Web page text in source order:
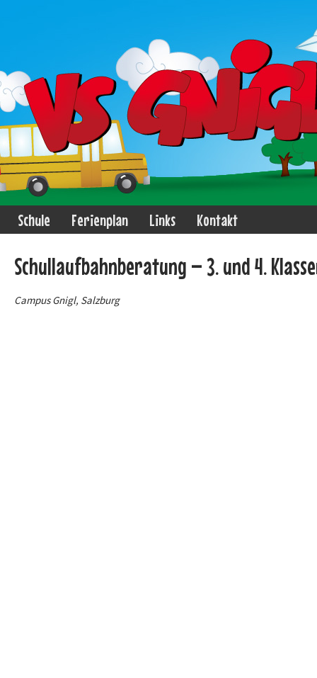
Schule Ferienplan Links Kontakt
Schullaufbahnberatung – 3. und 4.
Campus Gnigl, Salzburg